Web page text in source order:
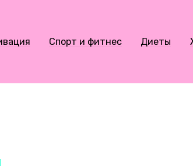
Спорт и фитнес Диеты